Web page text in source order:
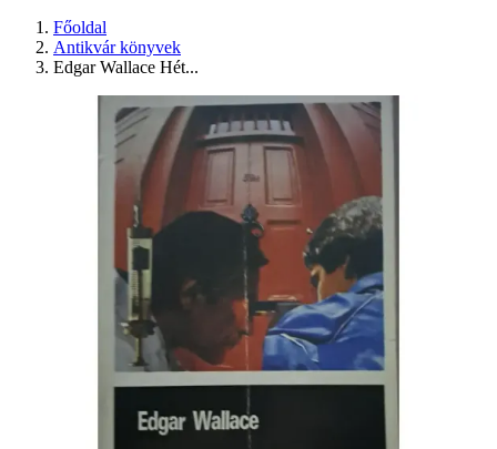
Főoldal
Antikvár könyvek
Edgar Wallace Hét...